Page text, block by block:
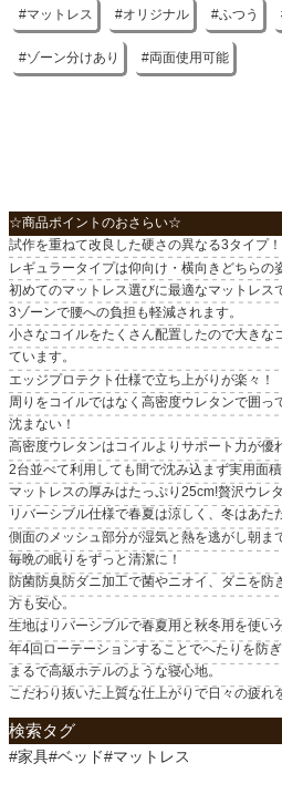
原産国
中国
マットレス オリジナル ふつう
ゾーン分けあり 両面使用可能
☆商品ポイントのおさらい☆
試作を重ねて改良した硬さの異なる3タイプ！
レギュラータイプは仰向け・横向きどちらの
初めてのマットレス選びに最適なマットレス
3ゾーンで腰への負担も軽減されます。
小さなコイルをたくさん配置したので大きな
ています。
エッジプロテクト仕様で立ち上がりが楽々！
周りをコイルではなく高密度ウレタンで囲っ
沈まない！
高密度ウレタンはコイルよりサポート力が優
2台並べて利用しても間で沈み込まず実用面積
マットレスの厚みはたっぷり25cm!贅沢ウレ
リバーシブル仕様で春夏は涼しく、冬はあた
側面のメッシュ部分が湿気と熱を逃がし朝ま
毎晩の眠りをずっと清潔に！
防菌防臭防ダニ加工で菌やニオイ、ダニを防
方も安心。
生地はリバーシブルで春夏用と秋冬用を使い
年4回ローテーションすることでへたりを防ぎ
まるで高級ホテルのような寝心地。
こだわり抜いた上質な仕上がりで日々の疲れ
検索タグ
#家具#ベッド#マットレス